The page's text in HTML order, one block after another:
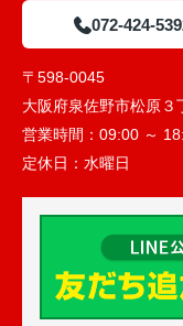
072-424-
〒598-0045
大阪府泉佐野市松原３
営業時間： 09:00 ～
定休日： 水曜日